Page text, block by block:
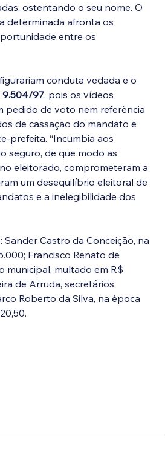
ostentando o seu nome. O
determinada afronta os
entre os
conduta vedada e o
9.504/97, pois os vídeos
pedido de voto nem referência
de cassação do mandato e
prefeita. “Incumbia aos
seguro, de que modo as
eleitorado, comprometeram a
um desequilíbrio eleitoral de
e a inelegibilidade dos
Castro da Conceição, na
Francisco Renato de
municipal, multado em R$
de Arruda, secretários
Roberto da Silva, na época